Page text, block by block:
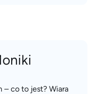
– co to jest? Wiara